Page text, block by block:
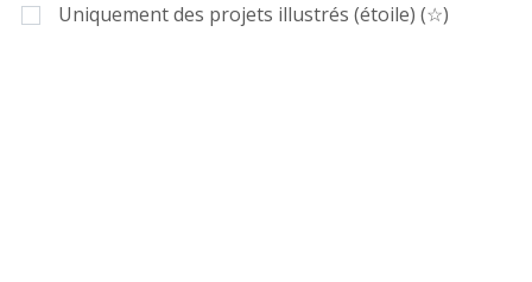
Uniquement des projets illustrés (étoile) (☆)